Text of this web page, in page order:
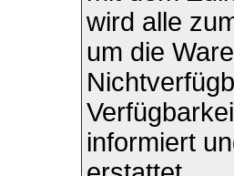
wird alle
um die
informiert